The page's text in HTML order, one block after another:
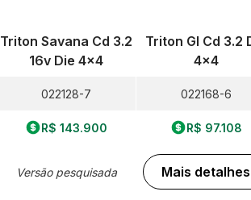
Triton Savana Cd 3.2
16v Die 4x4
022128-7
R$ 143.900
Versão pesquisada
Triton Gl Cd 3.2
4x4
022168-6
R$ 97.108
Mais detalhes